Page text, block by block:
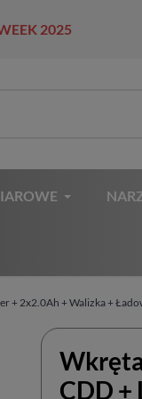
2025
+ 2x2.0Ah + Walizka +
CDD +